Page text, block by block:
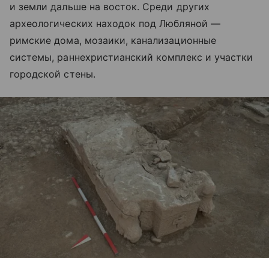
и земли дальше на восток. Среди других
археологических находок под Любляной —
римские дома, мозаики, канализационные
системы, раннехристианский комплекс и участки
городской стены.